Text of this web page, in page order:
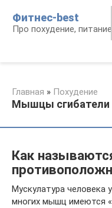
контенту
Фитнес-best
Про похудение,
Главная » Похудение
Мышцы сгибатели
Как
Мускулатура человека
многих мышц имеются